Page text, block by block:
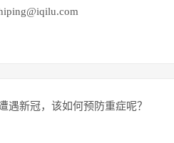
遇新冠，该如何预防重症呢？